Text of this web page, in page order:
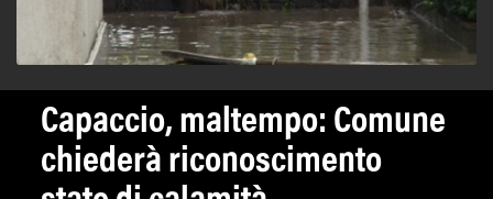
Capaccio, maltempo: Comune
chiederà riconoscimento